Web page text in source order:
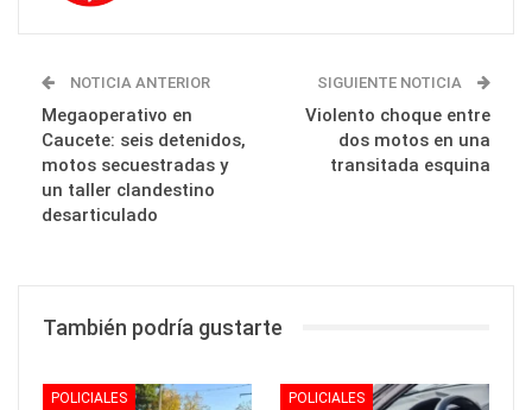
NOTICIA ANTERIOR
Megaoperativo en
Caucete: seis detenidos,
motos secuestradas y
un taller clandestino
desarticulado
SIGUIENTE NOTICIA
Violento choque entre
dos motos en una
transitada esquina
También podría gustarte
POLICIALES POLICIALES